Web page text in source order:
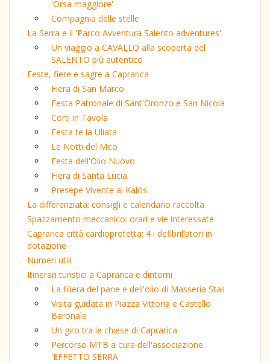
'Orsa maggiore'
Compagnia delle stelle
La Serra e il 'Parco Avventura Salento adventures'
Un viaggio a CAVALLO alla scoperta del
SALENTO più autentico
Feste, fiere e sagre a Caprarica
Fiera di San Marco
Festa Patronale di Sant'Oronzo e San Nicola
Corti in Tavola
Festa te la Uliata
Le Notti del Mito
Festa dell'Olio Nuovo
Fiera di Santa Lucia
Presepe Vivente al Kalòs
La differenziata: consigli e calendario raccolta
Spazzamento meccanico: orari e vie interessate
Caprarica città cardioprotetta: 4 i defibrillatori in
dotazione
Numeri utili
Itinerari turistici a Caprarica e dintorni
La filiera del pane e dell'olio di Masseria Stali
Visita guidata in Piazza Vittoria e Castello
Baronale
Un giro tra le chiese di Caprarica
Percorso MTB a cura dell'associazione
'EFFETTO SERRA'